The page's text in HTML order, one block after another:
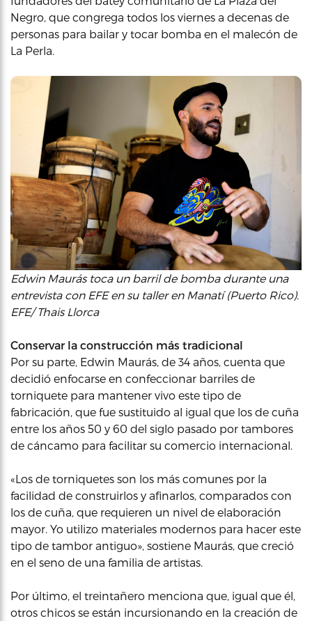
Negro, que congrega todos los viernes a decenas de
personas para bailar y tocar bomba en el malecón de
La Perla.
Edwin Maurás toca un barril de bomba durante una
entrevista con EFE en su taller en Manatí (Puerto Rico).
EFE/ Thais Llorca
Conservar la construcción más tradicional
Por su parte, Edwin Maurás, de 34 años, cuenta que
decidió enfocarse en confeccionar barriles de
torniquete para mantener vivo este tipo de
fabricación, que fue sustituido al igual que los de cuña
entre los años 50 y 60 del siglo pasado por tambores
de cáncamo para facilitar su comercio internacional.
«Los de torniquetes son los más comunes por la
facilidad de construirlos y afinarlos, comparados con
los de cuña, que requieren un nivel de elaboración
mayor. Yo utilizo materiales modernos para hacer este
tipo de tambor antiguo», sostiene Maurás, que creció
en el seno de una familia de artistas.
Por último, el treintañero menciona que, igual que él,
otros chicos se están incursionando en la creación de